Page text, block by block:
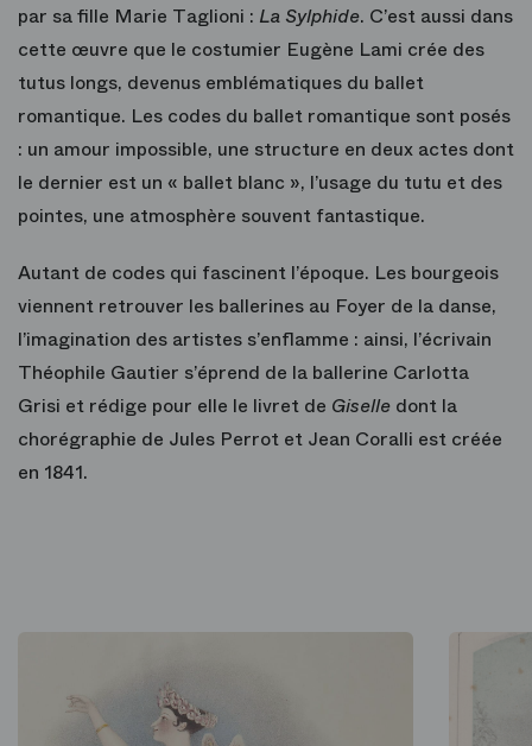
par sa fille Marie Taglioni : La Sylphide. C’est aussi dans
cette œuvre que le costumier Eugène Lami crée des
tutus longs, devenus emblématiques du ballet
romantique. Les codes du ballet romantique sont posés
: un amour impossible, une structure en deux actes dont
le dernier est un « ballet blanc », l’usage du tutu et des
pointes, une atmosphère souvent fantastique.
Autant de codes qui fascinent l’époque. Les bourgeois
viennent retrouver les ballerines au Foyer de la danse,
l’imagination des artistes s’enflamme : ainsi, l’écrivain
Théophile Gautier s’éprend de la ballerine Carlotta
Grisi et rédige pour elle le livret de Giselle dont la
chorégraphie de Jules Perrot et Jean Coralli est créée
en 1841.